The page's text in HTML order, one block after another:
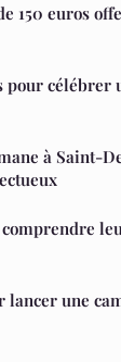
150 euros
pour célébrer
à Saint-
lancer une